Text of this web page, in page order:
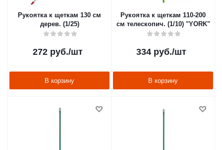
Рукоятка к щеткам 130 см
дерев. (1/25)
272 руб./шт
В корзину
Рукоятка к щеткам 110-200
см телескопич. (1/10) "YORK"
334 руб./шт
В корзину